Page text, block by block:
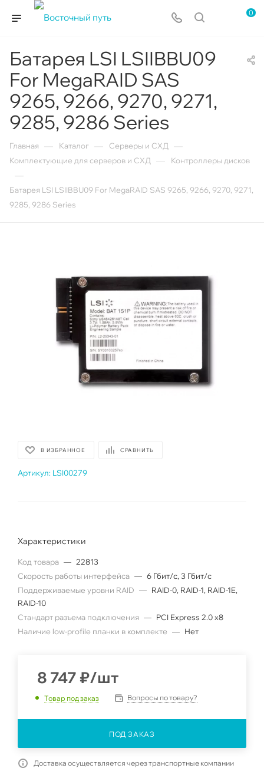
0
Батарея LSI LSIIBBU09
For MegaRAID SAS
9265, 9266, 9270, 9271,
9285, 9286 Series
Главная Каталог Серверы и СХД
Комплектующие для серверов и СХД Контроллеры дисков
Батарея LSI LSIIBBU09 For MegaRAID SAS 9265, 9266, 9270, 9271,
9285, 9286 Series
В ИЗБРАННОЕ СРАВНИТЬ
Артикул: LSI00279
Характеристики
Код товара — 22813
Скорость работы интерфейса — 6 Гбит/с, 3 Гбит/с
Поддерживаемые уровни RAID — RAID-0, RAID-1, RAID-1E,
RAID-10
Стандарт разъема подключения — PCI Express 2.0 x8
Наличие low-profile планки в комплекте — Нет
8 747 ₽/шт
Товар под заказ Вопросы по товару?
ПОД ЗАКАЗ
Доставка осуществляется через транспортные компании